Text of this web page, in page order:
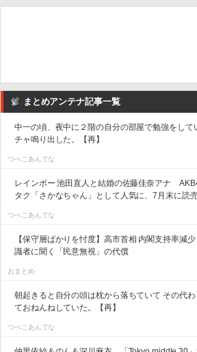
まとめアンテナ記事一覧
中一の頃、夜中に２階の自分の部屋で勉強をして
チャ鳴り出した。【再】
つべこあんてな
レインボー 池田直人と結婚の佐藤佳奈アナ
タク「さかなちゃん」として人気に、7月末に読
つべこあんてな
【保守層ばかりを忖度】高市首相 内閣支持率減
識者に聞く「民意無視」の代償
おまとめ
朝起きると自分の頭は枕から落ちていて その代
ておねんねしていた。【再】
つべこあんてな